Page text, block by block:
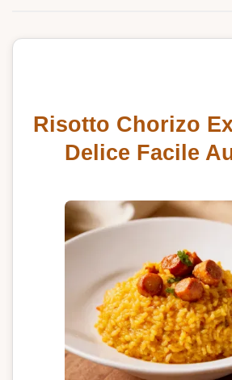
Risotto Chorizo
Delice Facile